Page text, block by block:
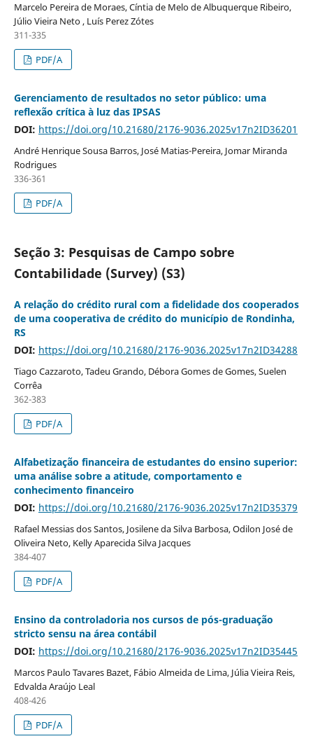
Marcelo Pereira de Moraes, Cíntia de Melo de Albuquerque Ribeiro,
Júlio Vieira Neto , Luís Perez Zótes
311-335
PDF/A
Gerenciamento de resultados no setor público: uma
reflexão crítica à luz das IPSAS
DOI: https://doi.org/10.21680/2176-9036.2025v17n2ID36201
André Henrique Sousa Barros, José Matias-Pereira, Jomar Miranda
Rodrigues
336-361
PDF/A
Seção 3: Pesquisas de Campo sobre
Contabilidade (Survey) (S3)
A relação do crédito rural com a fidelidade dos cooperados
de uma cooperativa de crédito do município de Rondinha,
RS
DOI: https://doi.org/10.21680/2176-9036.2025v17n2ID34288
Tiago Cazzaroto, Tadeu Grando, Débora Gomes de Gomes, Suelen
Corrêa
362-383
PDF/A
Alfabetização financeira de estudantes do ensino superior:
uma análise sobre a atitude, comportamento e
conhecimento financeiro
DOI: https://doi.org/10.21680/2176-9036.2025v17n2ID35379
Rafael Messias dos Santos, Josilene da Silva Barbosa, Odilon José de
Oliveira Neto, Kelly Aparecida Silva Jacques
384-407
PDF/A
Ensino da controladoria nos cursos de pós-graduação
stricto sensu na área contábil
DOI: https://doi.org/10.21680/2176-9036.2025v17n2ID35445
Marcos Paulo Tavares Bazet, Fábio Almeida de Lima, Júlia Vieira Reis,
Edvalda Araújo Leal
408-426
PDF/A